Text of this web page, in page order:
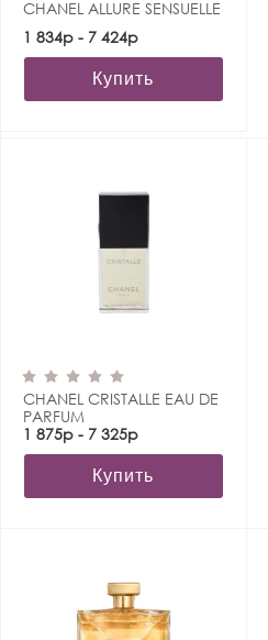
CHANEL ALLURE SENSUELLE
1 834р - 7 424р
Купить
CHANEL CRISTALLE EAU DE
PARFUM
1 875р - 7 325р
Купить